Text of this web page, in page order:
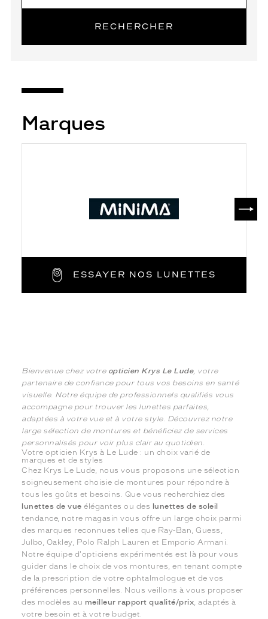
RECHERCHER
Marques
ESSAYER NOS LUNETTES
Bienvenue chez votre opticien Krys Le Lude, votre
partenaire de confiance pour tous vos besoins en santé
visuelle. Notre équipe de professionnels qualifiés vous
accompagne pour trouver les lunettes parfaites,
adaptées à votre vue et à votre style. Découvrez notre
large sélection de montures et bénéficiez de services
personnalisés pour voir plus clair au quotidien.
Votre opticien Krys à Le Lude : un choix varié de
marques et de styles
Chez Krys Le Lude, nous vous proposons une sélection
soigneusement choisie de montures pour répondre à
tous les goûts et besoins. Que vous recherchiez des
lunettes de vue élégantes ou des lunettes de soleil
tendance, notre magasin vous offre un large choix parmi
des marques reconnues telles que Ray-Ban, Guess,
Julbo, Oakley, Polo Ralph Lauren et Emporio Armani.
Notre équipe d'opticiens expérimentés est là pour vous
guider dans le choix de vos montures, en tenant compte
de la prescription de votre ophtalmologue et de vos
préférences personnelles. Nous veillons à vous proposer
des modèles au meilleur rapport qualité/prix , adaptés à
votre besoin et à votre budget.